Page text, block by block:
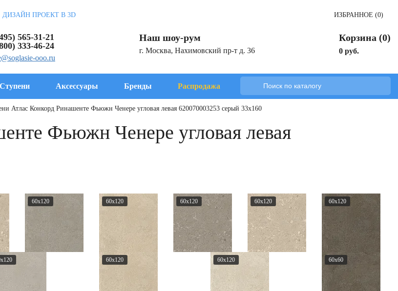
ДИЗАЙН ПРОЕКТ В 3D ИЗБРАННОЕ (0)
565-31-21
333-46-24
ooo.ru
Наш шоу-рум
г. Москва, Нахимовский пр-т д. 36
Корзина (0)
0 руб.
Ступени Аксессуары Бренды Распродажа
Атлас Конкорд Ринашенте Фьюжн Ченере угловая левая 620070003253 серый 33x160
Фьюжн Ченере угловая левая
60x120 60x120 60x120 60x120 60x120
60x120 60x120 60x60